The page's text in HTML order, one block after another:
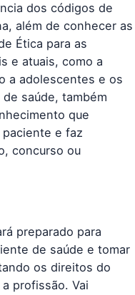
dos códigos de
além de conhecer as
Ética para as
e atuais, como a
a adolescentes e os
saúde, também
que
e faz
concurso ou
preparado para
de saúde e tomar
os direitos do
profissão. Vai